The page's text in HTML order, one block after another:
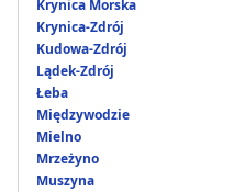
Krynica Morska
Krynica-Zdrój
Kudowa-Zdrój
Lądek-Zdrój
Łeba
Międzywodzie
Mielno
Mrzeżyno
Muszyna